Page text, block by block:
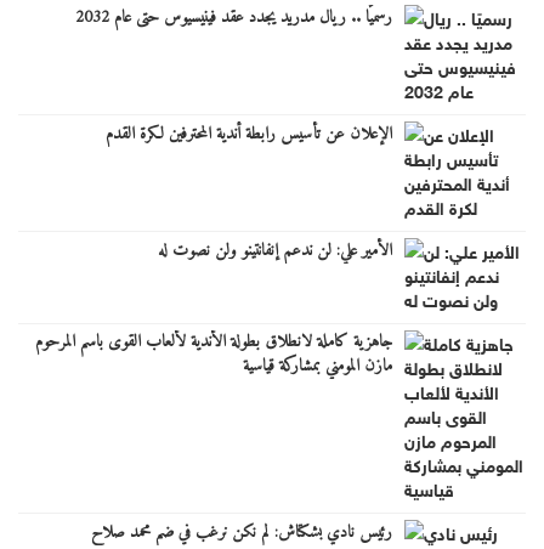
رسميًا .. ريال مدريد يجدد عقد فينيسيوس حتى عام 2032
الإعلان عن تأسيس رابطة أندية المحترفين لكرة القدم
الأمير علي: لن ندعم إنفانتينو ولن نصوت له
جاهزية كاملة لانطلاق بطولة الأندية لألعاب القوى باسم المرحوم
مازن المومني بمشاركة قياسية
رئيس نادي بشكتاش: لم نكن نرغب في ضم محمد صلاح